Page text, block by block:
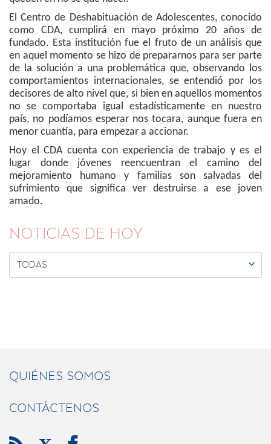
El Centro de Deshabituación de Adolescentes, conocido
como CDA, cumplirá en mayo próximo 20 años de
fundado. Esta institución fue el fruto de un análisis que
en aquel momento se hizo de prepararnos para ser parte
de la solución a una problemática que, observando los
comportamientos internacionales, se entendió por los
decisores de alto nivel que, si bien en aquellos momentos
no se comportaba igual estadísticamente en nuestro
país, no podíamos esperar nos tocara, aunque fuera en
menor cuantía, para empezar a accionar.
Hoy el CDA cuenta con experiencia de trabajo y es el
lugar donde jóvenes reencuentran el camino del
mejoramiento humano y familias son salvadas del
sufrimiento que significa ver destruirse a ese joven
amado.
NOTICIAS DE HOY
TODAS 
QUIÉNES SOMOS
CONTÁCTENOS